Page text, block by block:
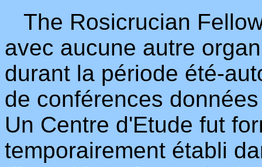
The Rosicrucian
avec aucune autre
durant la période été-
de conférences
Un Centre d'Etude fut
temporairement établi